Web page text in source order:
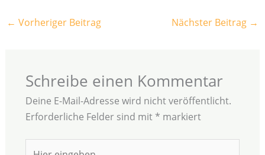
← Vorheriger Beitrag Nächster Beitrag →
Schreibe einen Kommentar
Deine E-Mail-Adresse wird nicht veröffentlicht.
Erforderliche Felder sind mit * markiert